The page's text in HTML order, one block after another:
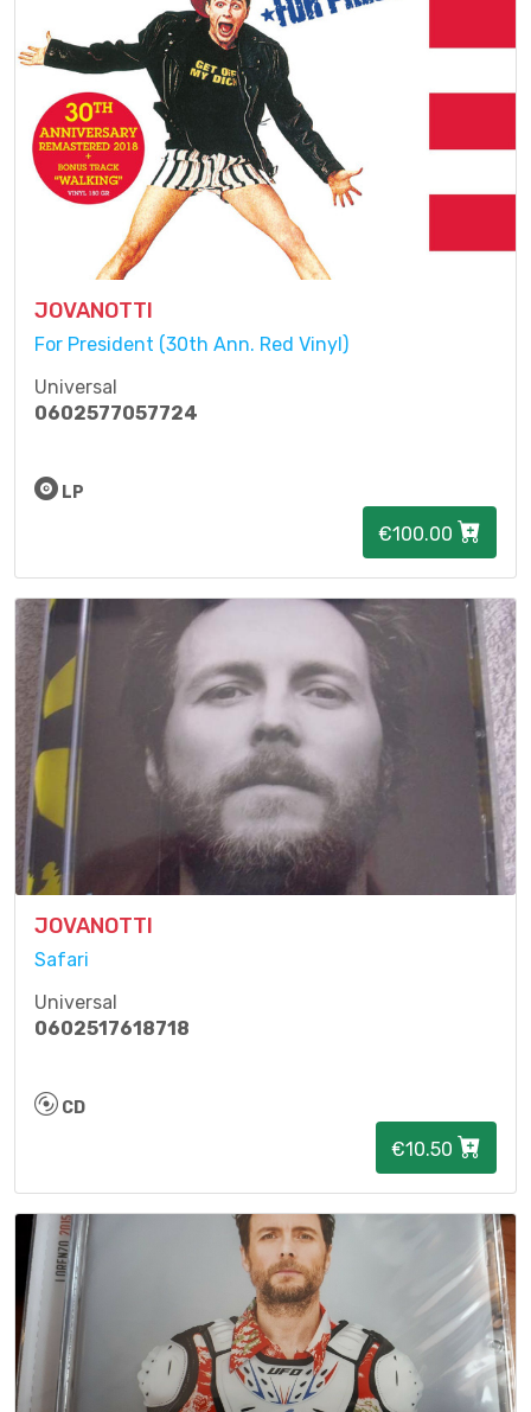
JOVANOTTI
For President (30th Ann. Red Vinyl)
Universal
0602577057724
LP
€100.00
JOVANOTTI
Safari
Universal
0602517618718
CD
€10.50